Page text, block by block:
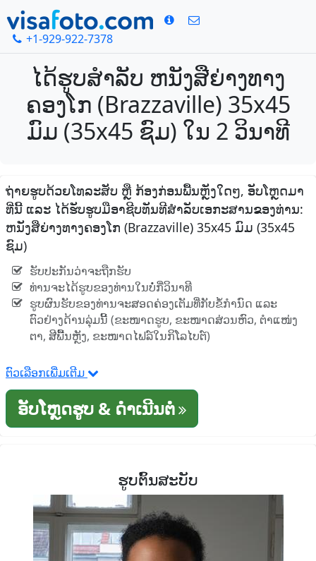
+1-929-922-7378
ໄດ້ຮູບສໍາລັບ ຫນັງສືຍ່າງທາງ
ຄອງໂກ (Brazzaville) 35x45
ມົມ (35x45 ຊົມ) ໃນ 2 ວິນາທີ
ຖ່າຍຮູບດ້ວຍໂທລະສັບ ຫຼື ກ້ອງກ່ອນພື້ນຫຼັງໃດໆ, ອັບໂຫຼດມາ
ທີ່ນີ້ ແລະ ໄດ້ຮັບຮູບມືອາຊີບທັນທີສໍາລັບເອກະສານຂອງທ່ານ:
ຫນັງສືຍ່າງທາງຄອງໂກ (Brazzaville) 35x45 ມົມ (35x45
ຊົມ)
ຮັບປະກັນວ່າຈະຖືກຮັບ
ທ່ານຈະໄດ້ຮູບຂອງທ່ານໃນບໍ່ກີ່ວິນາທີ
ຮູບຜົນຮັບຂອງທ່ານຈະສອດຄ່ອງເຕັມທີ່ກັບຂໍ້ກໍານົດ ແລະ
ຕົວຢ່າງດ້ານລຸ່ມນີ້ (ຂະໜາດຮູບ, ຂະໜາດສ່ວນຫົວ, ຕໍາແໜ່ງ
ຕາ, ສີພື້ນຫຼັງ, ຂະໜາດໄຟລ໌ໃນກິໂລໄບຕ໌)
ຕົວເລືອກເພີ່ມເຕີມ
ອັບໂຫຼດຮູບ & ດໍາເນີນຕໍ່
ຮູບຕົ້ນສະບັບ